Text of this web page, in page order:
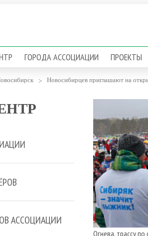
ГОРОДА АССОЦИАЦИИ ПРОЕКТЫ
АССОЦИАЦИИ
Огнева, трассу